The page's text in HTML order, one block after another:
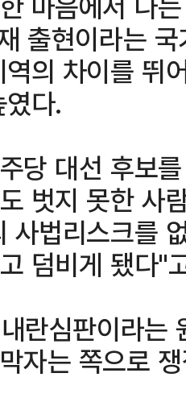
출현이라는
의 차이를 뛰
다.
당 대선 후보
벗지 못한 사
사법리스크를
덤비게 됐다"
란심판이라는
자는 쪽으로